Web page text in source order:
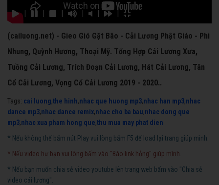
(cailuong.net) - Gieo Gió Gặt Bão - Cải Lương Phật Giáo - Phi
Nhung, Quỳnh Hương, Thoại Mỹ. Tổng Hợp Cải Lương Xưa,
Tuồng Cải Lương, Trích Đoạn Cải Lương, Hát Cải Lương, Tân
Cổ Cải Lương, Vọng Cổ Cải Lương 2019 - 2020..
Tags: cai luong,the hinh,nhac que huong mp3,nhac han mp3,nhac
dance mp3,nhac dance remix,nhac cho ba bau,nhac dong que
mp3,nhac xua pham hong que,thu mua may phat dien
* Nếu không thể bấm nút Play vui lòng bấm F5 để load lại trang giúp mình.
* Nếu video hư bạn vui lòng bấm vào "Báo link hỏng" giúp mình.
* Nếu bạn muốn chia sẻ video youtube lên trang web bấm vào "Chia sẻ
video cải lương".